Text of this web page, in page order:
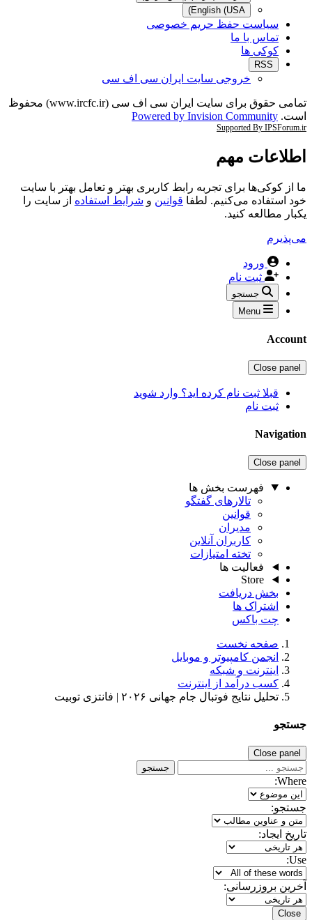
English (USA)
سیاست حفظ حریم خصوصی
تماس با ما
کوکی ها
RSS
خروجی سایت ایران سی اف سی
تمامی حقوق برای سایت ایران سی اف سی (www.ircfc.ir) محفوظ
است. Powered by Invision Community
Supported By IPSForum.ir
اطلاعات مهم
ما از کوکی‌ها برای تجربه رابط کاربری بهتر و تعامل بهتر با سایت
خود استفاده می‌کنیم. لطفا قوانین و شرایط استفاده از سایت را
یکبار مطالعه کنید.
می‌پذیرم
ورود
ثبت نام
جستجو
Menu
Account
Close panel
قبلا ثبت نام کرده اید؟ وارد شوید
ثبت نام
Navigation
Close panel
فهرست بخش ها
تالارهای گفتگو
قوانین
مدیران
کاربران آنلاین
تخته امتیازات
فعالیت ها
Store
بخش دریافت
اشتراک ها
چت باکس
صفحه نخست
انجمن کامپیوتر و موبایل
اینترنت و شبکه
کسب درآمد از اینترنت
تحلیل نتایج فوتبال جام جهانی ۲۰۲۶ | فانتزی توبیت
جستجو
Close panel
جستجو
Where:
جستجو:
تاریخ ایجاد:
Use:
آخرین بروزرسانی:
Close